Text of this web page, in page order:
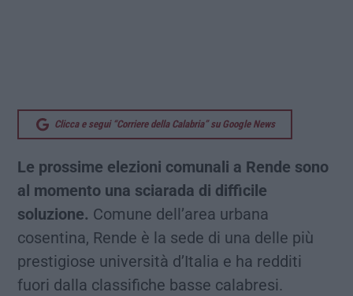
Clicca e segui “Corriere della Calabria” su Google News
Le prossime elezioni comunali a Rende sono
al momento una sciarada di difficile
soluzione. Comune dell’area urbana
cosentina, Rende è la sede di una delle più
prestigiose università d’Italia e ha redditi
fuori dalla classifiche basse calabresi.